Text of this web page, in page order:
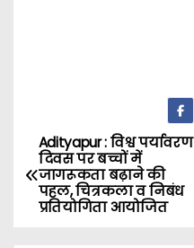
P
o
Adityapur : विश्व पर्यावरण
दिवस पर बच्चों में
जागरूकता बढ़ाने की
पहल, चित्रकला व निबंध
प्रतियोगिता आयोजित